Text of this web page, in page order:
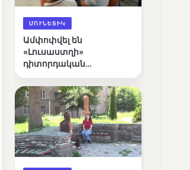
ՄՈՒՆԵՏԻԿ
Ամփոփվել են
«Լուսաստղի»
դիտորդական
արդյունքները